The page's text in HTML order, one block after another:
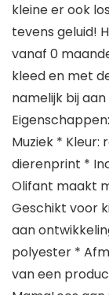
kleine er ook
tevens geluid!
vanaf 0
kleed en met
namelijk bij
Muziek * Kleur:
dierenprint *
Olifant maakt
Geschikt voor
aan
polyester *
van een